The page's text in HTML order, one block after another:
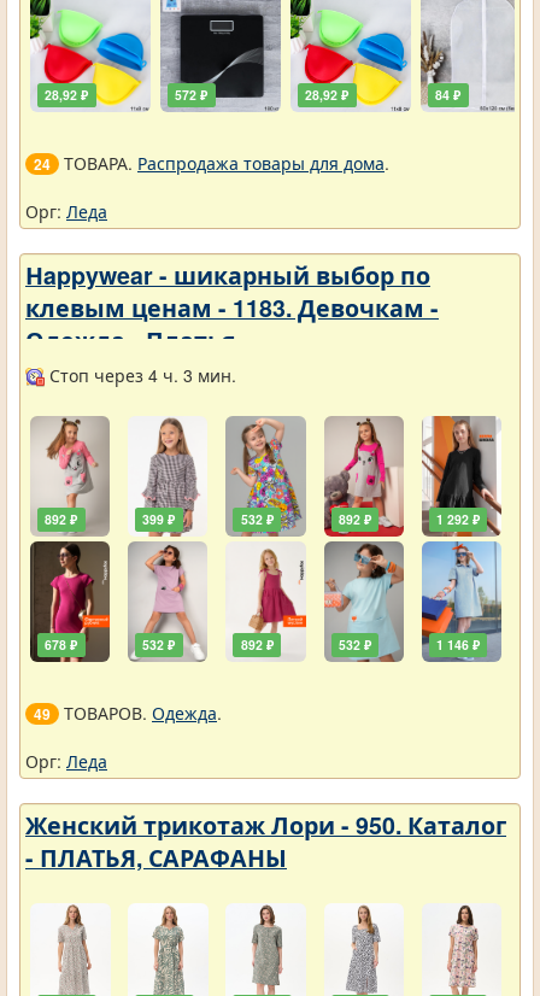
28,92 ₽ 572 ₽ 28,92 ₽ 84 ₽
24 ТОВАРА. Распродажа товары для дома.
Орг: Леда
Нappywear - шикарный выбор по
клевым ценам - 1183. Девочкам -
Одежда - Платья
Стоп через 4 ч. 3 мин.
892 ₽
678 ₽
399 ₽
532 ₽
532 ₽
892 ₽
892 ₽
532 ₽
1 292 ₽
1 146 ₽
49 ТОВАРОВ. Одежда.
Орг: Леда
Женский трикотаж Лори - 950. Каталог
- ПЛАТЬЯ, САРАФАНЫ